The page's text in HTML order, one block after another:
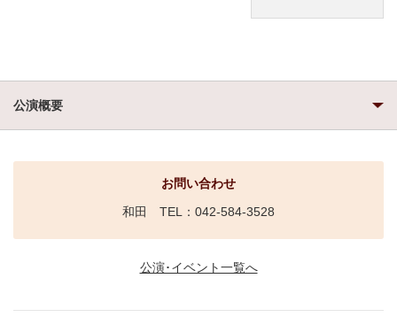
公演概要
お問い合わせ
和田 TEL：042-584-3528
公演･イベント一覧へ